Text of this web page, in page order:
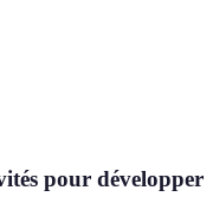
pour développer